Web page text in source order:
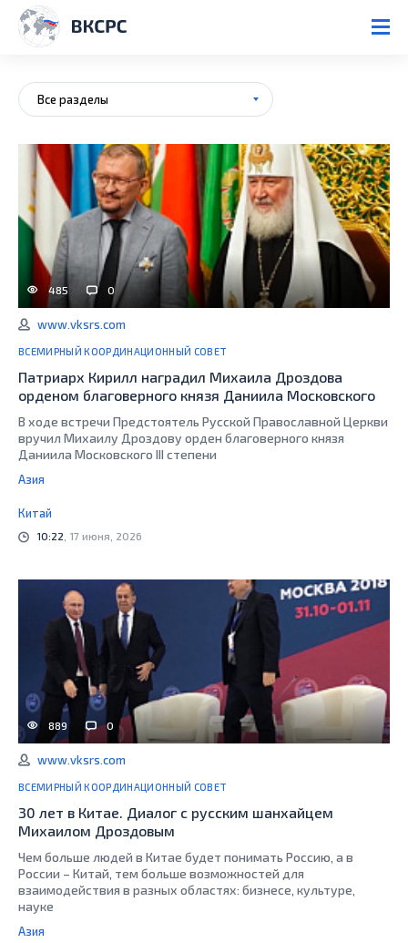
Все разделы
485 0
www.vksrs.com
ВСЕМИРНЫЙ КООРДИНАЦИОННЫЙ СОВЕТ
Патриарх Кирилл наградил Михаила Дроздова
орденом благоверного князя Даниила Московского
В ходе встречи Предстоятель Русской Православной Церкви
вручил Михаилу Дроздову орден благоверного князя
Даниила Московского III степени
Азия
Китай
10:22 , 17 июня, 2026
889 0
www.vksrs.com
ВСЕМИРНЫЙ КООРДИНАЦИОННЫЙ СОВЕТ
30 лет в Китае. Диалог с русским шанхайцем
Михаилом Дроздовым
Чем больше людей в Китае будет понимать Россию, а в
России – Китай, тем больше возможностей для
взаимодействия в разных областях: бизнесе, культуре,
науке
Азия